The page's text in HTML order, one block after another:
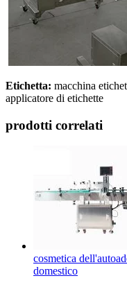
Etichetta: macchina
applicatore di etichette
prodotti correlati
cosmetica
domestico